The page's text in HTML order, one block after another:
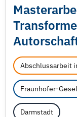
Abschlussarbeit
Darmstadt